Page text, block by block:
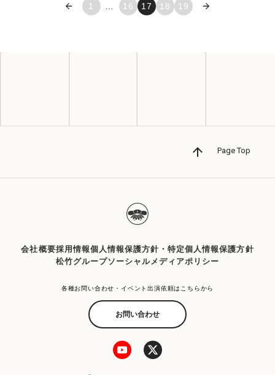
« 前へ 1 16 17 18 19 次へ »
Page Top
会社概要採用情報個人情報保護方針・特定個人情報保護方針
松竹グループソーシャルメディアポリシー
各種お問い合わせ・イベント出演依頼はこちらから
お問い合わせ